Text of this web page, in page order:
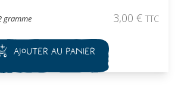
ou en pot en tant que plante d’intérieur.
gramme 3,00 € TTC
Ajouter au panier